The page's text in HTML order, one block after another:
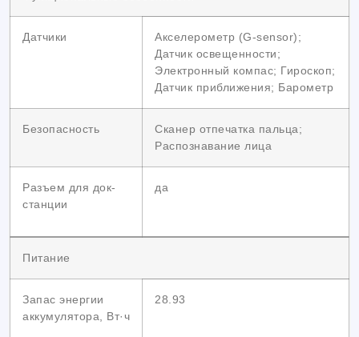
Датчики
Акселерометр (G-sensor);
Датчик освещенности;
Электронный компас; Гироскоп;
Датчик приближения; Барометр
Безопасность
Сканер отпечатка пальца;
Распознавание лица
Разъем для док-
станции
да
Питание
Запас энергии
аккумулятора, Вт·ч
28.93